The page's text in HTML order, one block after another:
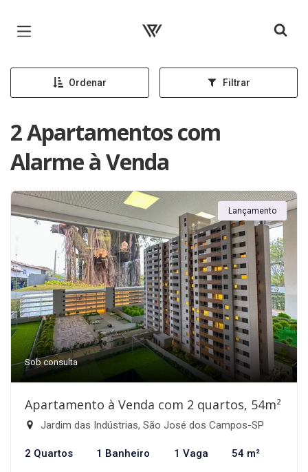
Página inicial
Ordenar Filtrar
2 Apartamentos com
Alarme à Venda
Lançamento
Sob consulta
Apartamento à Venda com 2 quartos, 54m²
Jardim das Indústrias, São José dos Campos-SP
2 Quartos 1 Banheiro 1 Vaga 54 m²